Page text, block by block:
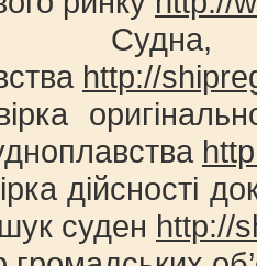
http://
дійсності
суден http://